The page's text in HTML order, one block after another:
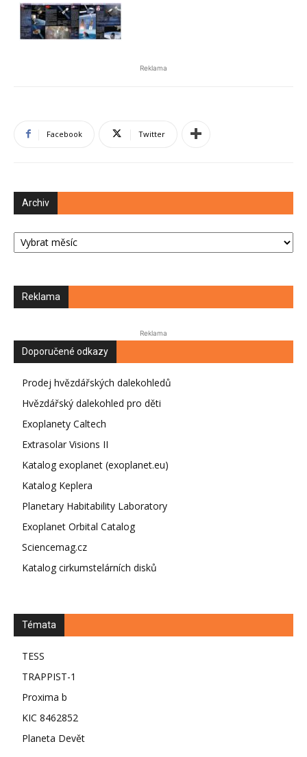
Reklama
Facebook Twitter
Archiv
Archiv
Reklama
Reklama
Doporučené odkazy
Prodej hvězdářských dalekohledů
Hvězdářský dalekohled pro děti
Exoplanety Caltech
Extrasolar Visions II
Katalog exoplanet (exoplanet.eu)
Katalog Keplera
Planetary Habitability Laboratory
Exoplanet Orbital Catalog
Sciencemag.cz
Katalog cirkumstelárních disků
Témata
TESS
TRAPPIST-1
Proxima b
KIC 8462852
Planeta Devět